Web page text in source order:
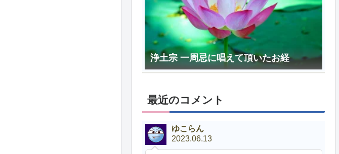
浄土宗 一周忌に唱えて頂いたお経
最近のコメント
ゆこらん
2023.06.13